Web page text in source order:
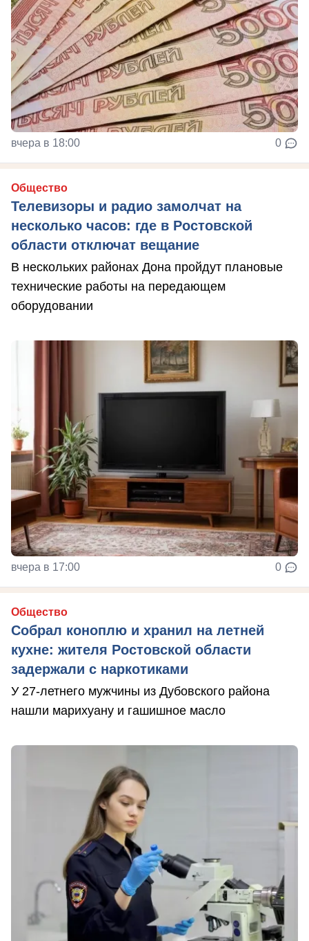
вчера в 18:00 0
Общество
Телевизоры и радио замолчат на
несколько часов: где в Ростовской
области отключат вещание
В нескольких районах Дона пройдут плановые
технические работы на передающем
оборудовании
вчера в 17:00 0
Общество
Собрал коноплю и хранил на летней
кухне: жителя Ростовской области
задержали с наркотиками
У 27-летнего мужчины из Дубовского района
нашли марихуану и гашишное масло